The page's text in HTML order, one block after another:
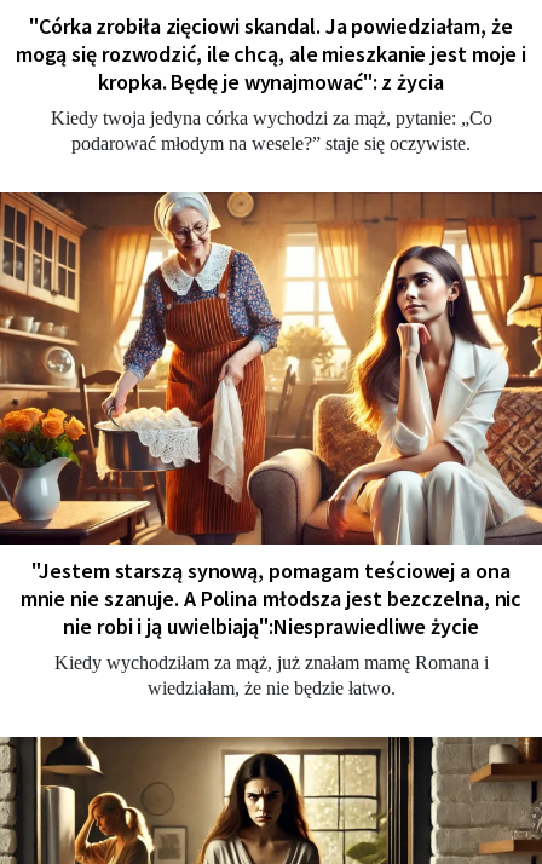
"Córka zrobiła zięciowi skandal. Ja powiedziałam, że
mogą się rozwodzić, ile chcą, ale mieszkanie jest moje i
kropka. Będę je wynajmować": z życia
Kiedy twoja jedyna córka wychodzi za mąż, pytanie: „Co
podarować młodym na wesele?” staje się oczywiste.
"Jestem starszą synową, pomagam teściowej a ona
mnie nie szanuje. A Polina młodsza jest bezczelna, nic
nie robi i ją uwielbiają":Niesprawiedliwe życie
Kiedy wychodziłam za mąż, już znałam mamę Romana i
wiedziałam, że nie będzie łatwo.